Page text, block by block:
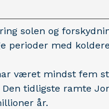
solen og
perioder med
været mindst fem
tidligste ramte
år.